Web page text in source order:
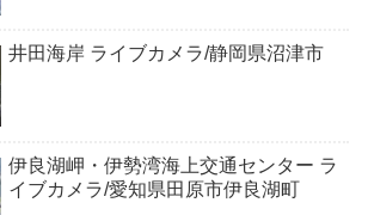
井田海岸 ライブカメラ/静岡県沼津市
伊良湖岬・伊勢湾海上交通センター ラ
イブカメラ/愛知県田原市伊良湖町